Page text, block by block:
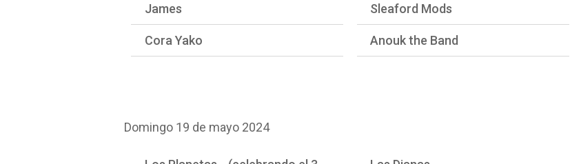
James Sleaford Mods
Cora Yako Anouk the Band
Domingo 19 de mayo 2024